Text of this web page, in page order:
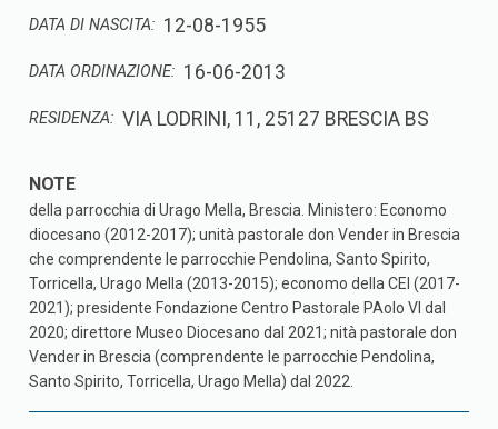
DATA DI NASCITA: 12-08-1955
DATA ORDINAZIONE: 16-06-2013
RESIDENZA: VIA LODRINI, 11, 25127 BRESCIA BS
della parrocchia di Urago Mella, Brescia. Ministero: Economo
diocesano (2012-2017); unità pastorale don Vender in Brescia
che comprendente le parrocchie Pendolina, Santo Spirito,
Torricella, Urago Mella (2013-2015); economo della CEI (2017-
2021); presidente Fondazione Centro Pastorale PAolo VI dal
2020; direttore Museo Diocesano dal 2021; nità pastorale don
Vender in Brescia (comprendente le parrocchie Pendolina,
Santo Spirito, Torricella, Urago Mella) dal 2022.